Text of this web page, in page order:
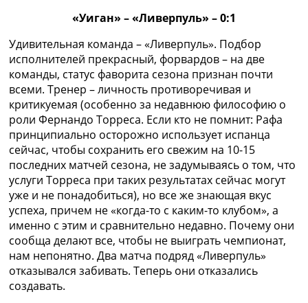
«Уиган» – «Ливерпуль» – 0:1
Удивительная команда – «Ливерпуль». Подбор
исполнителей прекрасный, форвардов – на две
команды, статус фаворита сезона признан почти
всеми. Тренер – личность противоречивая и
критикуемая (особенно за недавнюю философию о
роли Фернандо Торреса. Если кто не помнит: Рафа
принципиально осторожно использует испанца
сейчас, чтобы сохранить его свежим на 10-15
последних матчей сезона, не задумываясь о том, что
услуги Торреса при таких результатах сейчас могут
уже и не понадобиться), но все же знающая вкус
успеха, причем не «когда-то с каким-то клубом», а
именно с этим и сравнительно недавно. Почему они
сообща делают все, чтобы не выиграть чемпионат,
нам непонятно. Два матча подряд «Ливерпуль»
отказывался забивать. Теперь они отказались
создавать.